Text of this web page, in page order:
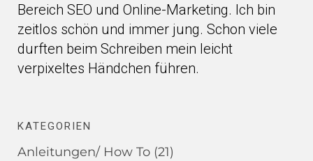
Bereich SEO und Online-Marketing. Ich bin
zeitlos schön und immer jung. Schon viele
durften beim Schreiben mein leicht
verpixeltes Händchen führen.
KATEGORIEN
Anleitungen/ How To (21)